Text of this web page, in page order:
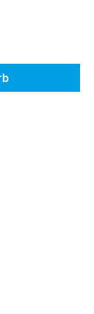
Wert